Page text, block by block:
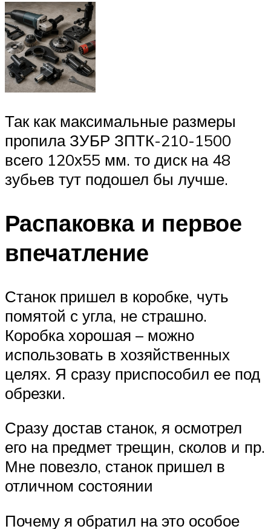
Так как максимальные размеры
пропила ЗУБР ЗПТК-210-1500
всего 120х55 мм. то диск на 48
зубьев тут подошел бы лучше.
Распаковка и первое
впечатление
Станок пришел в коробке, чуть
помятой с угла, не страшно.
Коробка хорошая – можно
использовать в хозяйственных
целях. Я сразу приспособил ее под
обрезки.
Сразу достав станок, я осмотрел
его на предмет трещин, сколов и пр.
Мне повезло, станок пришел в
отличном состоянии
Почему я обратил на это особое